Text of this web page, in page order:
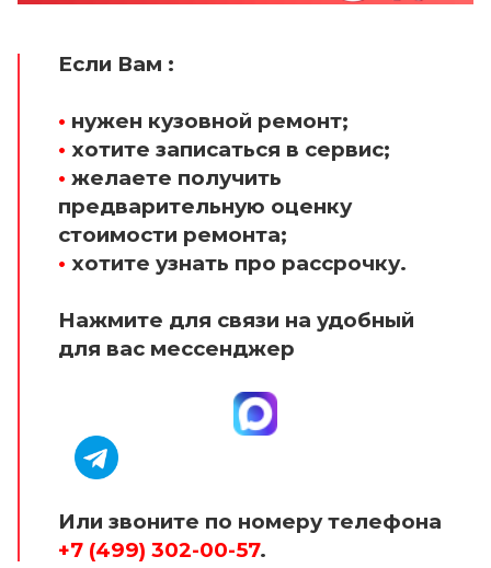
Если Вам :
• нужен кузовной ремонт;
• хотите записаться в сервис;
• желаете получить
предварительную оценку
стоимости ремонта;
• хотите узнать про рассрочку.
Нажмите для связи на удобный
для вас мессенджер
Или звоните по номеру телефона
+7 (499) 302-00-57.